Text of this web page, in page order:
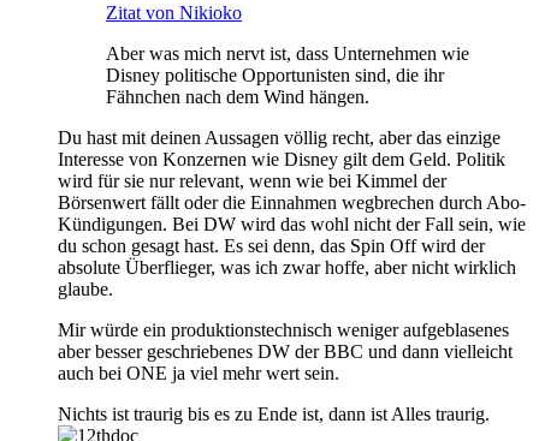
Zitat von Nikioko
Aber was mich nervt ist, dass Unternehmen wie
Disney politische Opportunisten sind, die ihr
Fähnchen nach dem Wind hängen.
Du hast mit deinen Aussagen völlig recht, aber das einzige
Interesse von Konzernen wie Disney gilt dem Geld. Politik
wird für sie nur relevant, wenn wie bei Kimmel der
Börsenwert fällt oder die Einnahmen wegbrechen durch Abo-
Kündigungen. Bei DW wird das wohl nicht der Fall sein, wie
du schon gesagt hast. Es sei denn, das Spin Off wird der
absolute Überflieger, was ich zwar hoffe, aber nicht wirklich
glaube.
Mir würde ein produktionstechnisch weniger aufgeblasenes
aber besser geschriebenes DW der BBC und dann vielleicht
auch bei ONE ja viel mehr wert sein.
Nichts ist traurig bis es zu Ende ist, dann ist Alles traurig.